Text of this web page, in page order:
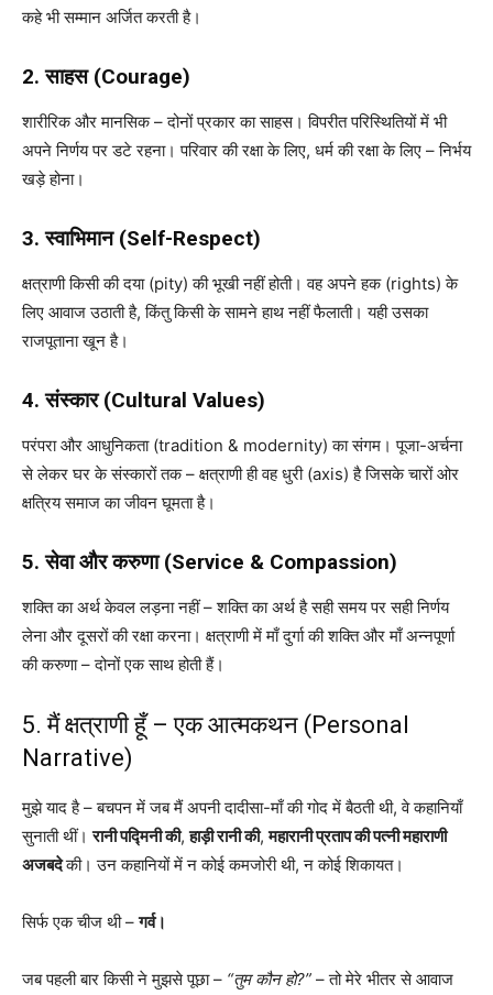
कहे भी सम्मान अर्जित करती है।
2. साहस (Courage)
शारीरिक और मानसिक – दोनों प्रकार का साहस। विपरीत परिस्थितियों में भी
अपने निर्णय पर डटे रहना। परिवार की रक्षा के लिए, धर्म की रक्षा के लिए – निर्भय
खड़े होना।
3. स्वाभिमान (Self-Respect)
क्षत्राणी किसी की दया (pity) की भूखी नहीं होती। वह अपने हक (rights) के
लिए आवाज उठाती है, किंतु किसी के सामने हाथ नहीं फैलाती। यही उसका
राजपूताना खून है।
4. संस्कार (Cultural Values)
परंपरा और आधुनिकता (tradition & modernity) का संगम। पूजा-अर्चना
से लेकर घर के संस्कारों तक – क्षत्राणी ही वह धुरी (axis) है जिसके चारों ओर
क्षत्रिय समाज का जीवन घूमता है।
5. सेवा और करुणा (Service & Compassion)
शक्ति का अर्थ केवल लड़ना नहीं – शक्ति का अर्थ है सही समय पर सही निर्णय
लेना और दूसरों की रक्षा करना। क्षत्राणी में माँ दुर्गा की शक्ति और माँ अन्नपूर्णा
की करुणा – दोनों एक साथ होती हैं।
5. मैं क्षत्राणी हूँ – एक आत्मकथन (Personal
Narrative)
मुझे याद है – बचपन में जब मैं अपनी दादीसा-माँ की गोद में बैठती थी, वे कहानियाँ
सुनाती थीं।रानी पद्मिनी की,हाड़ी रानी की,महारानी प्रताप की पत्नी महाराणी
अजबदेकी। उन कहानियों में न कोई कमजोरी थी, न कोई शिकायत।
सिर्फ एक चीज थी –गर्व।
जब पहली बार किसी ने मुझसे पूछा – “तुम कौन हो?” – तो मेरे भीतर से आवाज